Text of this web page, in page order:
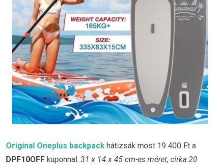
Original Oneplus backpack hátizsák most 19 400 Ft a
DPF10OFF kuponnal. 31 x 14 x 45 cm-es méret, cirka 20